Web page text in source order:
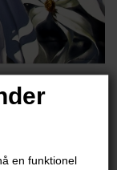
en funktionel